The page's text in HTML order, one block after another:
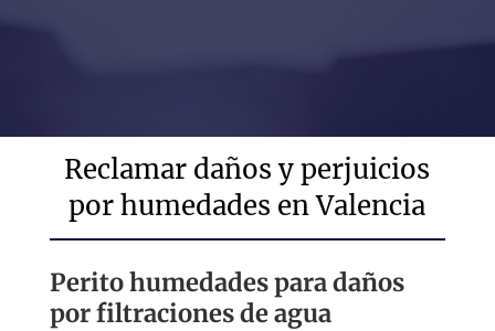
Reclamar daños y perjuicios
por humedades en Valencia
Perito humedades para daños
por filtraciones de agua